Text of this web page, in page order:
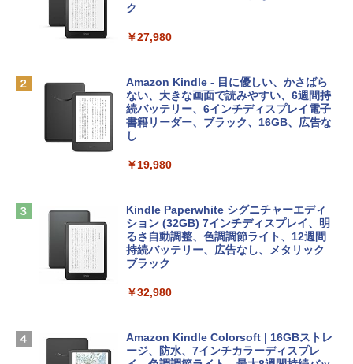
inaディスプレイ、8GBユニファイドメモ
eTime HDカメラ、Touch ID - インディ
￥137,800
tomtoc 360°保護 15.6 16インチ パソコ
ンケース Dell NEC Lavie ASUS HP dyna
Apple 2026 MacBook Air M5チップ搭載
13インチノートブック：AIとApple Intell
igence、13.6インチLiquid Retinaディ
スプレイ、24GBユニファイドメモリ、1
ラ、Touch ID - スカイブルー + 3年延長
￥331,701
定バーチャルアイテムを含む】 【オンラ
インゲームコード】 ロブロックス | オン
ラインコード版
￥1,300
ows11、10/mac対応|PC2台
￥39,582
定バーチャルアイテムを含む】 【オンラ
￥3,200
出す プロンプトの言葉 AI画像生成シリー
ズ (はぴーイラストLabo)
￥99
ClaudeCode いちばんやさしい 教科書:
にもKindle出版にも！ 非エンジニアのた
めのAIコーディング入門シリーズ
￥99
FM TOWNS ハイパー・カタログ: 本体ハ
￥1,600
ク
￥27,980
Amazon Kindle - 目に優しい、かさばら
ない、大きな画面で読みやすい、6週間持
続バッテリー、6インチディスプレイ電子
書籍リーダー、ブラック、16GB、広告な
し
￥19,980
Kindle Paperwhite シグニチャーエディ
ション (32GB) 7インチディスプレイ、明
るさ自動調整、色調調節ライト、12週間
持続バッテリー、広告なし、メタリック
ブラック
￥32,980
Amazon Kindle Colorsoft | 16GBストレ
ージ、防水、7インチカラーディスプレ